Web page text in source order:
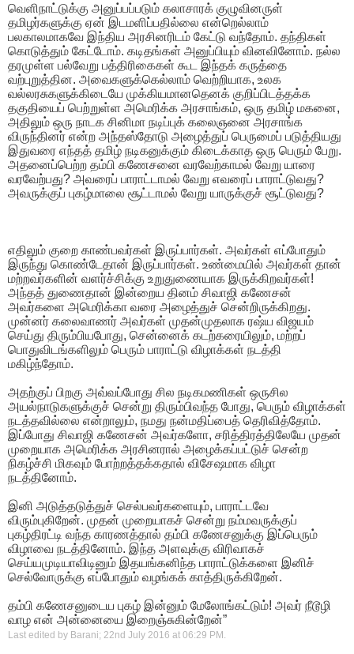
வெளிநாட்டுக்கு அனுப்பப்படும் கலாசாரக் குழுவினருள்
தமிழர்களுக்கு ஏன் இடமளிப்பதில்லை என்றெல்லாம்
பலகாலமாகவே இந்திய அரசினரிடம் கேட்டு வந்தோம். தந்திகள்
கொடுத்தும் கேட்டோம். கடிதங்கள் அனுப்பியும் வினவினோம். நல்ல
தரமுள்ள பல்வேறு பத்திரிகைகள் கூட இந்தக் கருத்தை
வற்புறுத்தின. அவைகளுக்கெல்லாம் வெற்றியாக, உலக
வல்லரசுகளுக்கிடையே முக்கியமானதெனக் குறிப்பிடத்தக்க
தகுதியைப் பெற்றுள்ள அமெரிக்க அரசாங்கம், ஒரு தமிழ் மகனை,
அதிலும் ஒரு நாடக சினிமா நடிப்புக் கலைஞனை அரசாங்க
விருந்தினர் என்ற அந்தஸ்தோடு அழைத்துப் பெருமைப் படுத்தியது
இதுவரை எந்தத் தமிழ் நடிகனுக்கும் கிடைக்காத ஒரு பெரும் பேறு.
அதனைப்பெற்ற தம்பி கணேசனை வரவேற்காமல் வேறு யாரை
வரவேற்பது? அவரைப் பாராட்டாமல் வேறு எவரைப் பாராட்டுவது?
அவருக்குப் புகழ்மாலை சூட்டாமல் வேறு யாருக்குச் சூட்டுவது?
எதிலும் குறை காண்பவர்கள் இருப்பார்கள். அவர்கள் எப்போதும்
இருந்து கொண்டேதான் இருப்பார்கள். உண்மையில் அவர்கள் தான்
மற்றவர்களின் வளர்ச்சிக்கு உறுதுணையாக இருக்கிறவர்கள்!
அந்தத் துணைதான் இன்றைய தினம் சிவாஜி கணேசன்
அவர்களை அமெரிக்கா வரை அழைத்துச் சென்றிருக்கிறது.
முன்னர் கலைவாணர் அவர்கள் முதன்முதலாக ரஷ்ய விஜயம்
செய்து திரும்பியபோது, சென்னைக் கடற்கரையிலும், மற்றப்
பொதுவிடங்களிலும் பெரும் பாராட்டு விழாக்கள் நடத்தி
மகிழ்ந்தோம்.
அதற்குப் பிறகு அவ்வப்போது சில நடிகமணிகள் ஒருசில
அயல்நாடுகளுக்குச் சென்று திரும்பிவந்த போது, பெரும் விழாக்கள்
நடத்தவில்லை என்றாலும், நமது நன்மதிப்பைத் தெரிவித்தோம்.
இப்போது சிவாஜி கணேசன் அவர்களோ, சரித்திரத்திலேயே முதன்
முறையாக அமெரிக்க அரசினரால் அழைக்கப்பட்டுச் சென்ற
நிகழ்ச்சி மிகவும் போற்றத்தக்கதால் விசேஷமாக விழா
நடத்தினோம்.
இனி அடுத்தடுத்துச் செல்பவர்களையும், பாராட்டவே
விரும்புகிறேன். முதன் முறையாகச் சென்று நம்மவருக்குப்
புகழ்திரட்டி வந்த காரணத்தால் தம்பி கணேசனுக்கு இப்பெரும்
விழாவை நடத்தினோம். இந்த அளவுக்கு விரிவாகச்
செய்யமுடியாவிடினும் இதயங்கனிந்த பாராட்டுக்களை இனிச்
செல்வோருக்கு எப்போதும் வழங்கக் காத்திருக்கிறேன்.
தம்பி கணேசனுடைய புகழ் இன்னும் மேலோங்கட்டும்! அவர் நீடூழி
வாழ என் அன்னையை இறைஞ்சுகின்றேன்”
Last edited by Barani; 22nd July 2016 at 06:29 PM